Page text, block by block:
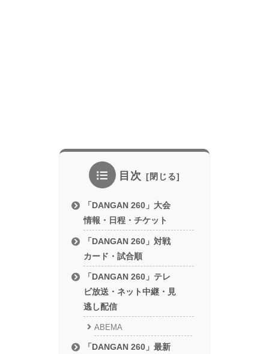
目次
「DANGAN 260」大会
情報・日程・チケット
「DANGAN 260」対戦
カード・試合順
「DANGAN 260」テレ
ビ放送・ネット中継・見
逃し配信
ABEMA
「DANGAN 260」最新